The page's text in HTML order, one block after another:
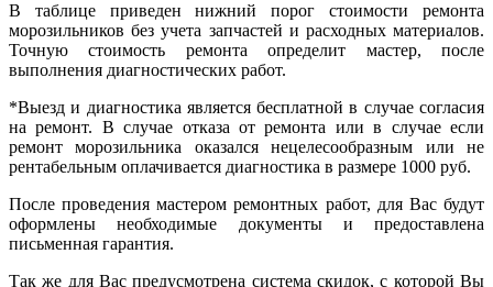
В таблице приведен нижний порог стоимости ремонта
морозильников без учета запчастей и расходных материалов.
Точную стоимость ремонта определит мастер, после
выполнения диагностических работ.
*Выезд и диагностика является бесплатной в случае согласия
на ремонт. В случае отказа от ремонта или в случае если
ремонт морозильника оказался нецелесообразным или не
рентабельным оплачивается диагностика в размере 1000 руб.
После проведения мастером ремонтных работ, для Вас будут
оформлены необходимые документы и предоставлена
письменная гарантия.
Так же для Вас предусмотрена система скидок, с которой Вы